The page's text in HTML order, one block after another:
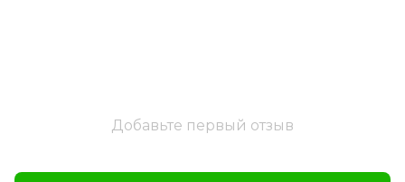
Добавьте первый отзыв